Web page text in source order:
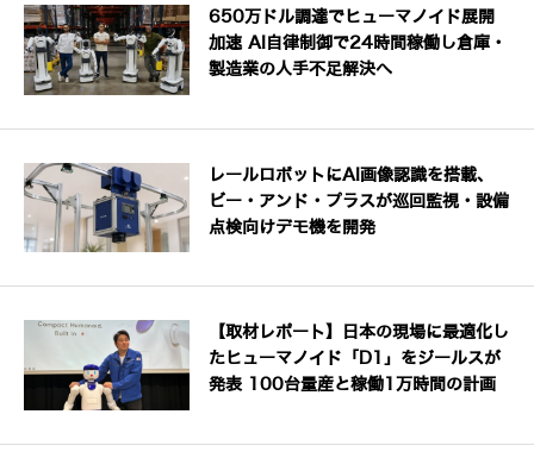
650万ドル調達でヒューマノイド展開
加速 AI自律制御で24時間稼働し倉庫・
製造業の人手不足解決へ
レールロボットにAI画像認識を搭載、
ビー・アンド・プラスが巡回監視・設備
点検向けデモ機を開発
【取材レポート】日本の現場に最適化し
たヒューマノイド「D1」をジールスが
発表 100台量産と稼働1万時間の計画